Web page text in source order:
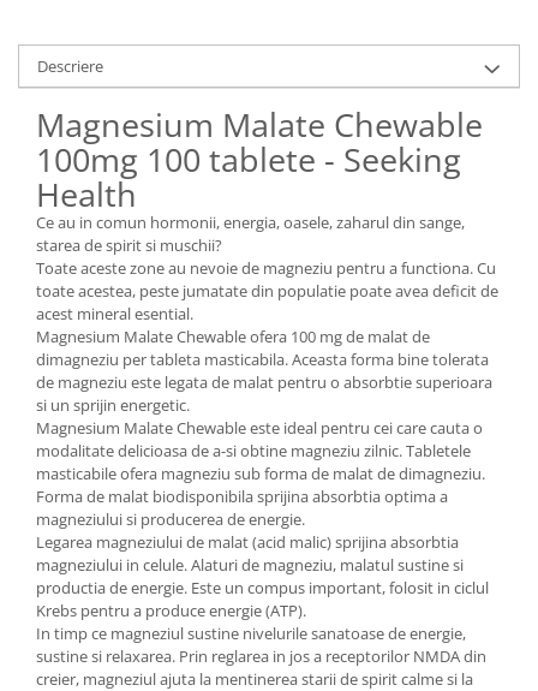
Descriere
Magnesium Malate Chewable
100mg 100 tablete - Seeking
Health
Ce au in comun hormonii, energia, oasele, zaharul din sange,
starea de spirit si muschii?
Toate aceste zone au nevoie de magneziu pentru a functiona. Cu
toate acestea, peste jumatate din populatie poate avea deficit de
acest mineral esential.
Magnesium Malate Chewable ofera 100 mg de malat de
dimagneziu per tableta masticabila. Aceasta forma bine tolerata
de magneziu este legata de malat pentru o absorbtie superioara
si un sprijin energetic.
Magnesium Malate Chewable este ideal pentru cei care cauta o
modalitate delicioasa de a-si obtine magneziu zilnic. Tabletele
masticabile ofera magneziu sub forma de malat de dimagneziu.
Forma de malat biodisponibila sprijina absorbtia optima a
magneziului si producerea de energie.
Legarea magneziului de malat (acid malic) sprijina absorbtia
magneziului in celule. Alaturi de magneziu, malatul sustine si
productia de energie. Este un compus important, folosit in ciclul
Krebs pentru a produce energie (ATP).
In timp ce magneziul sustine nivelurile sanatoase de energie,
sustine si relaxarea. Prin reglarea in jos a receptorilor NMDA din
creier, magneziul ajuta la mentinerea starii de spirit calme si la